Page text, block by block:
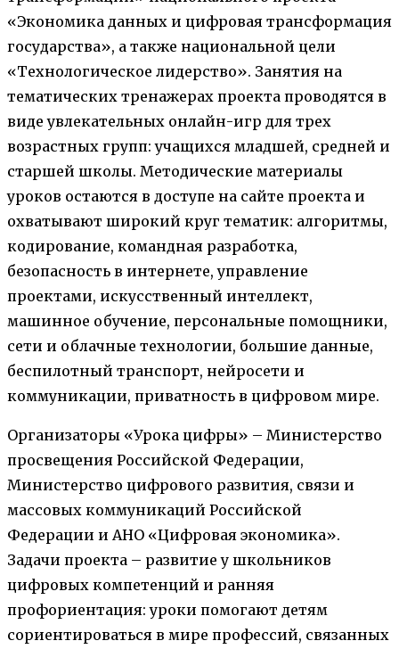
«Экономика данных и цифровая трансформация
государства», а также национальной цели
«Технологическое лидерство». Занятия на
тематических тренажерах проекта проводятся в
виде увлекательных онлайн-игр для трех
возрастных групп: учащихся младшей, средней и
старшей школы. Методические материалы
уроков остаются в доступе на сайте проекта и
охватывают широкий круг тематик: алгоритмы,
кодирование, командная разработка,
безопасность в интернете, управление
проектами, искусственный интеллект,
машинное обучение, персональные помощники,
сети и облачные технологии, большие данные,
беспилотный транспорт, нейросети и
коммуникации, приватность в цифровом мире.
Организаторы «Урока цифры» – Министерство
просвещения Российской Федерации,
Министерство цифрового развития, связи и
массовых коммуникаций Российской
Федерации и АНО «Цифровая экономика».
Задачи проекта – развитие у школьников
цифровых компетенций и ранняя
профориентация: уроки помогают детям
сориентироваться в мире профессий, связанных